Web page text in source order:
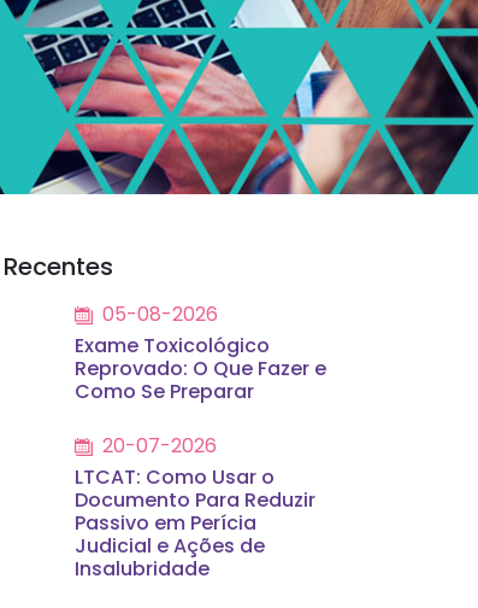
05-08-2026
Exame Toxicológico
Reprovado: O Que Fazer e
Como Se Preparar
20-07-2026
LTCAT: Como Usar o
Documento Para Reduzir
Passivo em Perícia
Judicial e Ações de
Insalubridade